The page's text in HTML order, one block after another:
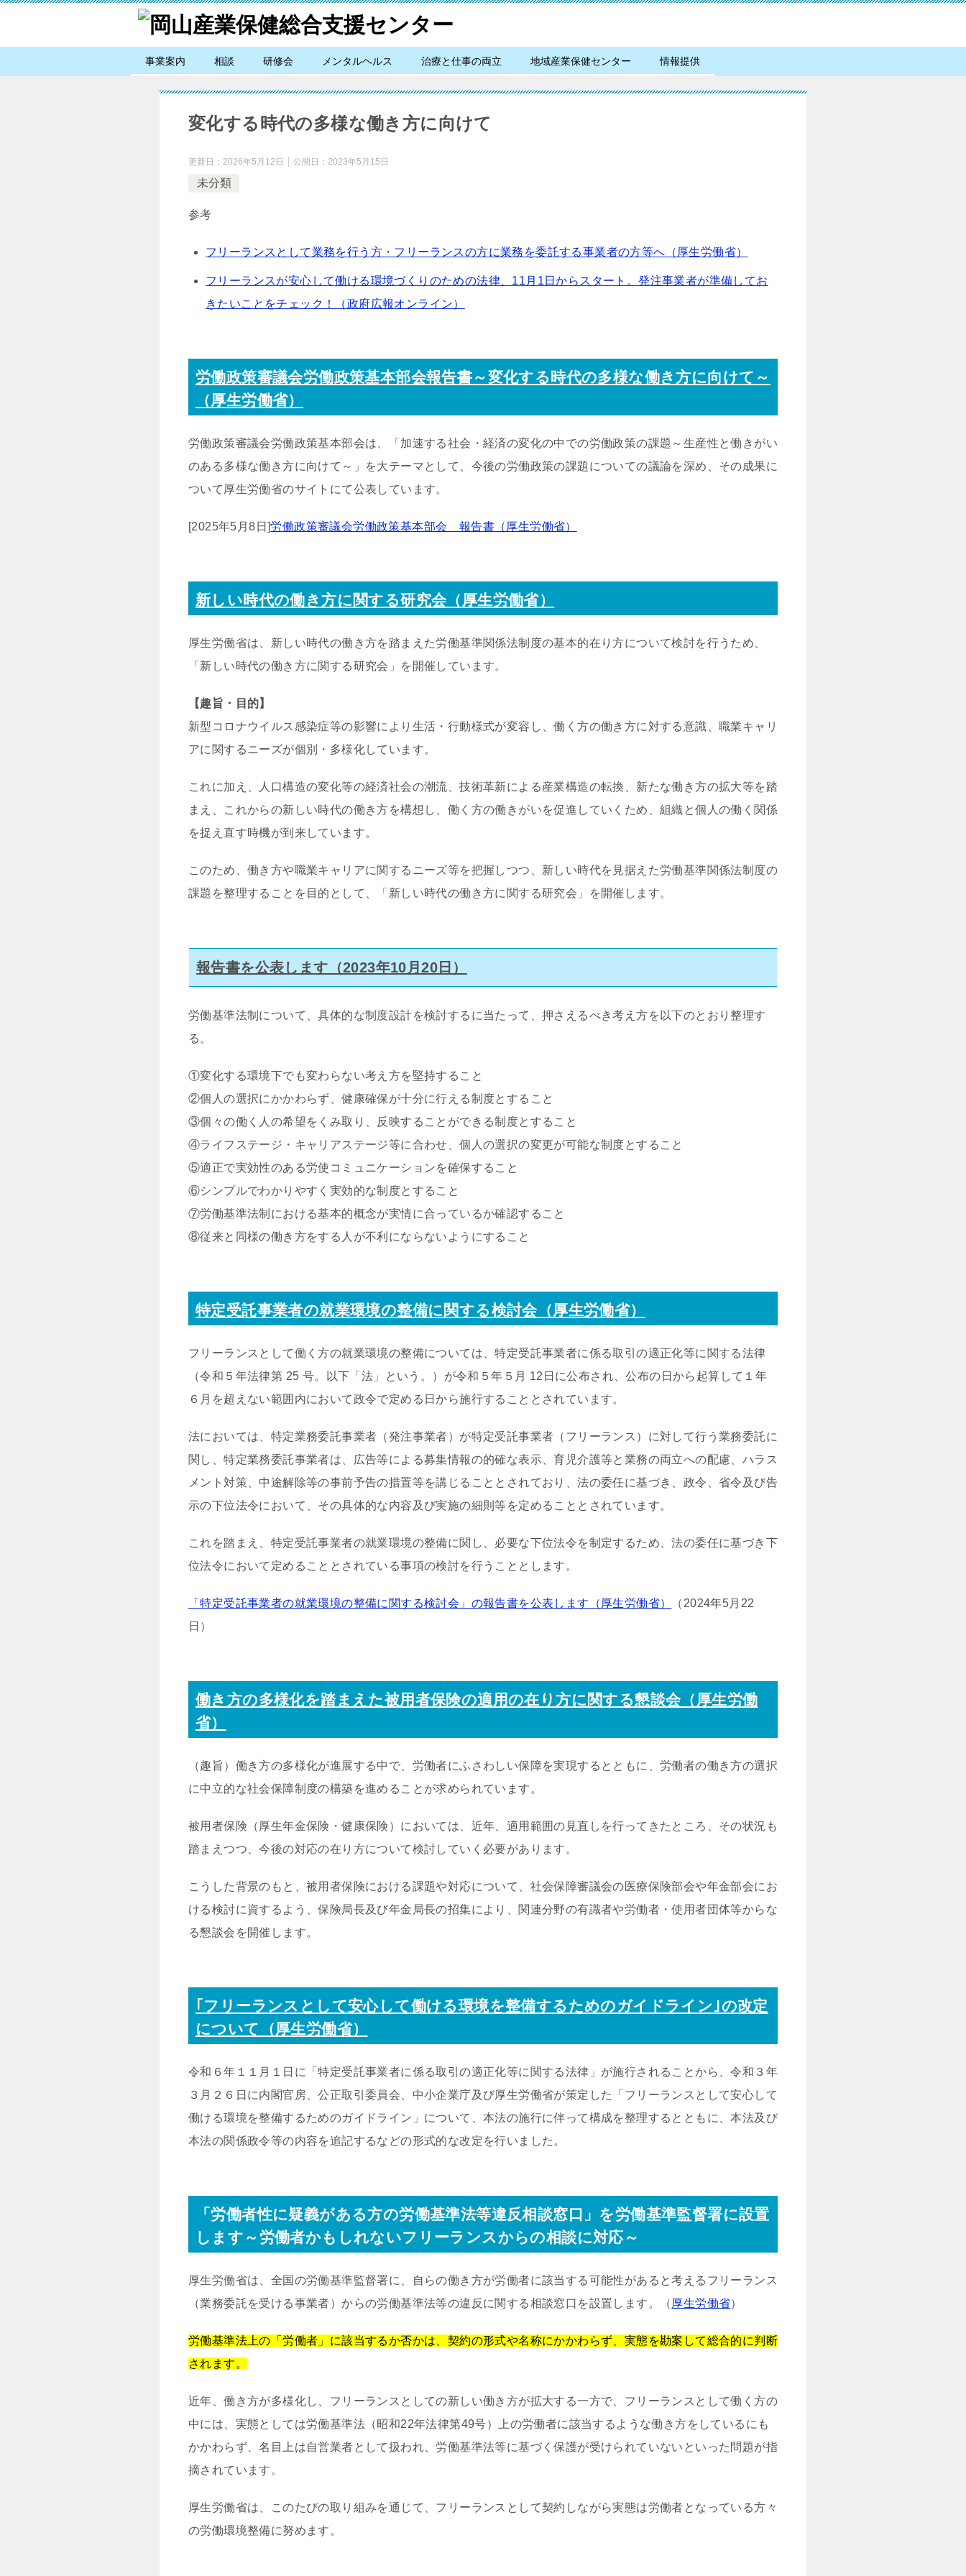
事業案内 相談 研修会 メンタルヘルス 治療と仕事の両立 地域産業保健センター 情報提供
変化する時代の多様な働き方に向けて
更新日： 2026年5月12日 公開日： 2023年5月15日
未分類
参考
フリーランスとして業務を行う方・フリーランスの方に業務を委託する事業者の方等へ（厚生労働省）
フリーランスが安心して働ける環境づくりのための法律、11月1日からスタート。発注事業者が準備してお
きたいことをチェック！（政府広報オンライン）
労働政策審議会労働政策基本部会報告書～変化する時代の多様な働き方に向けて～
（厚生労働省）
労働政策審議会労働政策基本部会は、「加速する社会・経済の変化の中での労働政策の課題～生産性と働きがい
のある多様な働き方に向けて～」を大テーマとして、今後の労働政策の課題についての議論を深め、その成果に
ついて厚生労働省のサイトにて公表しています。
[2025年5月8日]労働政策審議会労働政策基本部会 報告書（厚生労働省）
新しい時代の働き方に関する研究会（厚生労働省）
厚生労働省は、新しい時代の働き方を踏まえた労働基準関係法制度の基本的在り方について検討を行うため、
「新しい時代の働き方に関する研究会」を開催しています。
【趣旨・目的】
新型コロナウイルス感染症等の影響により生活・行動様式が変容し、働く方の働き方に対する意識、職業キャリ
アに関するニーズが個別・多様化しています。
これに加え、人口構造の変化等の経済社会の潮流、技術革新による産業構造の転換、新たな働き方の拡大等を踏
まえ、これからの新しい時代の働き方を構想し、働く方の働きがいを促進していくため、組織と個人の働く関係
を捉え直す時機が到来しています。
このため、働き方や職業キャリアに関するニーズ等を把握しつつ、新しい時代を見据えた労働基準関係法制度の
課題を整理することを目的として、「新しい時代の働き方に関する研究会」を開催します。
報告書を公表します（2023年10月20日）
労働基準法制について、具体的な制度設計を検討するに当たって、押さえるべき考え方を以下のとおり整理す
る。
①変化する環境下でも変わらない考え方を堅持すること
②個人の選択にかかわらず、健康確保が十分に行える制度とすること
③個々の働く人の希望をくみ取り、反映することができる制度とすること
④ライフステージ・キャリアステージ等に合わせ、個人の選択の変更が可能な制度とすること
⑤適正で実効性のある労使コミュニケーションを確保すること
⑥シンプルでわかりやすく実効的な制度とすること
⑦労働基準法制における基本的概念が実情に合っているか確認すること
⑧従来と同様の働き方をする人が不利にならないようにすること
特定受託事業者の就業環境の整備に関する検討会（厚生労働省）
フリーランスとして働く方の就業環境の整備については、特定受託事業者に係る取引の適正化等に関する法律
（令和５年法律第 25 号。以下「法」という。）が令和５年５月 12日に公布され、公布の日から起算して１年
６月を超えない範囲内において政令で定める日から施行することとされています。
法においては、特定業務委託事業者（発注事業者）が特定受託事業者（フリーランス）に対して行う業務委託に
関し、特定業務委託事業者は、広告等による募集情報の的確な表示、育児介護等と業務の両立への配慮、ハラス
メント対策、中途解除等の事前予告の措置等を講じることとされており、法の委任に基づき、政令、省令及び告
示の下位法令において、その具体的な内容及び実施の細則等を定めることとされています。
これを踏まえ、特定受託事業者の就業環境の整備に関し、必要な下位法令を制定するため、法の委任に基づき下
位法令において定めることとされている事項の検討を行うこととします。
「特定受託事業者の就業環境の整備に関する検討会」の報告書を公表します（厚生労働省）
（2024年5月22
日）
働き方の多様化を踏まえた被用者保険の適用の在り方に関する懇談会（厚生労働
省）
（趣旨）働き方の多様化が進展する中で、労働者にふさわしい保障を実現するとともに、労働者の働き方の選択
に中立的な社会保障制度の構築を進めることが求められています。
被用者保険（厚生年金保険・健康保険）においては、近年、適用範囲の見直しを行ってきたところ、その状況も
踏まえつつ、今後の対応の在り方について検討していく必要があります。
こうした背景のもと、被用者保険における課題や対応について、社会保障審議会の医療保険部会や年金部会にお
ける検討に資するよう、保険局長及び年金局長の招集により、関連分野の有識者や労働者・使用者団体等からな
る懇談会を開催します。
｢フリーランスとして安心して働ける環境を整備するためのガイドライン｣の改定
について（厚生労働省）
令和６年１１月１日に「特定受託事業者に係る取引の適正化等に関する法律」が施行されることから、令和３年
３月２６日に内閣官房、公正取引委員会、中小企業庁及び厚生労働省が策定した「フリーランスとして安心して
働ける環境を整備するためのガイドライン」について、本法の施行に伴って構成を整理するとともに、本法及び
本法の関係政令等の内容を追記するなどの形式的な改定を行いました。
「労働者性に疑義がある方の労働基準法等違反相談窓口」を労働基準監督署に設置
します～労働者かもしれないフリーランスからの相談に対応～
厚生労働省は、全国の労働基準監督署に、自らの働き方が労働者に該当する可能性があると考えるフリーランス
（業務委託を受ける事業者）からの労働基準法等の違反に関する相談窓口を設置します。（ 厚生労働省）
労働基準法上の「労働者」に該当するか否かは、契約の形式や名称にかかわらず、実態を勘案して総合的に判断
されます。
近年、働き方が多様化し、フリーランスとしての新しい働き方が拡大する一方で、フリーランスとして働く方の
中には、実態としては労働基準法（昭和22年法律第49号）上の労働者に該当するような働き方をしているにも
かかわらず、名目上は自営業者として扱われ、労働基準法等に基づく保護が受けられていないといった問題が指
摘されています。
厚生労働省は、このたびの取り組みを通じて、フリーランスとして契約しながら実態は労働者となっている方々
の労働環境整備に努めます。